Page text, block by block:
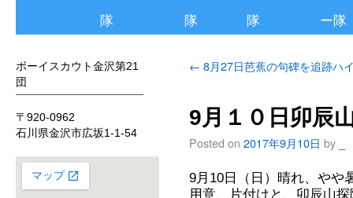
隊
隊
隊
ー隊
ボーイスカウト金沢第21
団
〒920-0962
石川県金沢市広坂1-1-54
← 8月27日芭蕉の句碑を追跡ハ
9月１０日卯辰
Posted on 2017年9月10日 by
9月10日（日）晴れ、やや
用意、片付けと、卯辰山